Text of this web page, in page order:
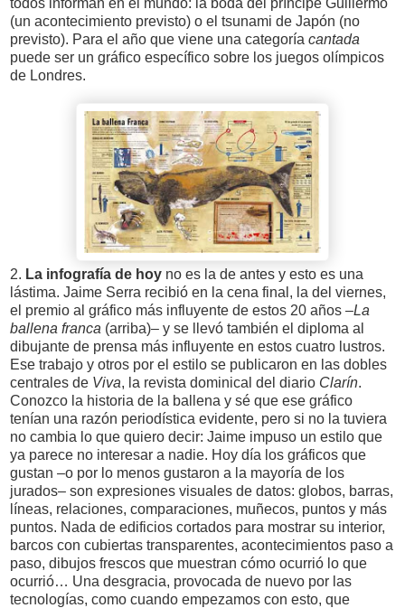
(un acontecimiento previsto) o el tsunami de Japón (no
previsto). Para el año que viene una categoría cantada
puede ser un gráfico específico sobre los juegos olímpicos
de Londres.
2. La infografía de hoy no es la de antes y esto es una
lástima. Jaime Serra recibió en la cena final, la del viernes,
el premio al gráfico más influyente de estos 20 años –La
ballena franca (arriba)– y se llevó también el diploma al
dibujante de prensa más influyente en estos cuatro lustros.
Ese trabajo y otros por el estilo se publicaron en las dobles
centrales de Viva, la revista dominical del diario Clarín.
Conozco la historia de la ballena y sé que ese gráfico
tenían una razón periodística evidente, pero si no la tuviera
no cambia lo que quiero decir: Jaime impuso un estilo que
ya parece no interesar a nadie. Hoy día los gráficos que
gustan –o por lo menos gustaron a la mayoría de los
jurados– son expresiones visuales de datos: globos, barras,
líneas, relaciones, comparaciones, muñecos, puntos y más
puntos. Nada de edificios cortados para mostrar su interior,
barcos con cubiertas transparentes, acontecimientos paso a
paso, dibujos frescos que muestran cómo ocurrió lo que
ocurrió… Una desgracia, provocada de nuevo por las
tecnologías, como cuando empezamos con esto, que